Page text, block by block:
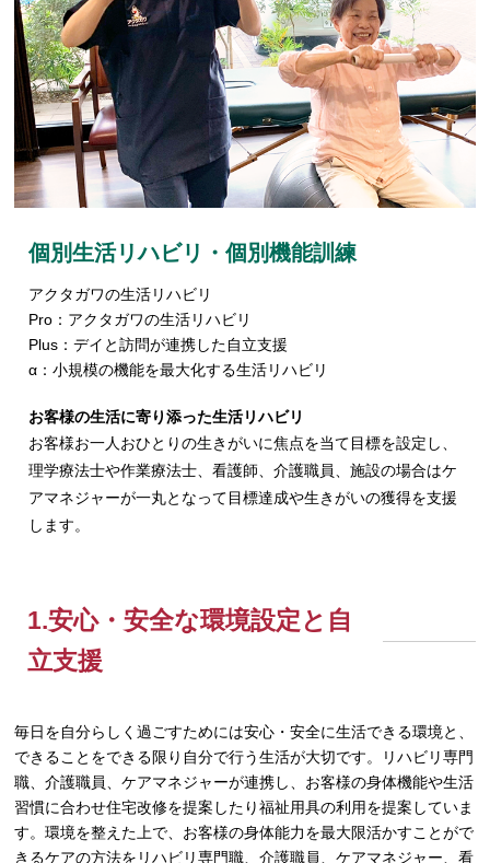
個別生活リハビリ・個別機能訓練
アクタガワの生活リハビリ
Pro：アクタガワの生活リハビリ
Plus：デイと訪問が連携した自立支援
α：小規模の機能を最大化する生活リハビリ
お客様の生活に寄り添った生活リハビリ
お客様お一人おひとりの生きがいに焦点を当て目標を設定し、
理学療法士や作業療法士、看護師、介護職員、施設の場合はケ
アマネジャーが一丸となって目標達成や生きがいの獲得を支援
します。
1.安心・安全な環境設定と自
立支援
毎日を自分らしく過ごすためには安心・安全に生活できる環境と、
できることをできる限り自分で行う生活が大切です。リハビリ専門
職、介護職員、ケアマネジャーが連携し、お客様の身体機能や生活
習慣に合わせ住宅改修を提案したり福祉用具の利用を提案していま
す。環境を整えた上で、お客様の身体能力を最大限活かすことがで
きるケアの方法をリハビリ専門職、介護職員、ケアマネジャー、看